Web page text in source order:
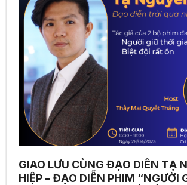
GIAO LƯU CÙNG ĐẠO DIỄN TẠ
HIỆP – ĐẠO DIỄN PHIM “NGƯỜI